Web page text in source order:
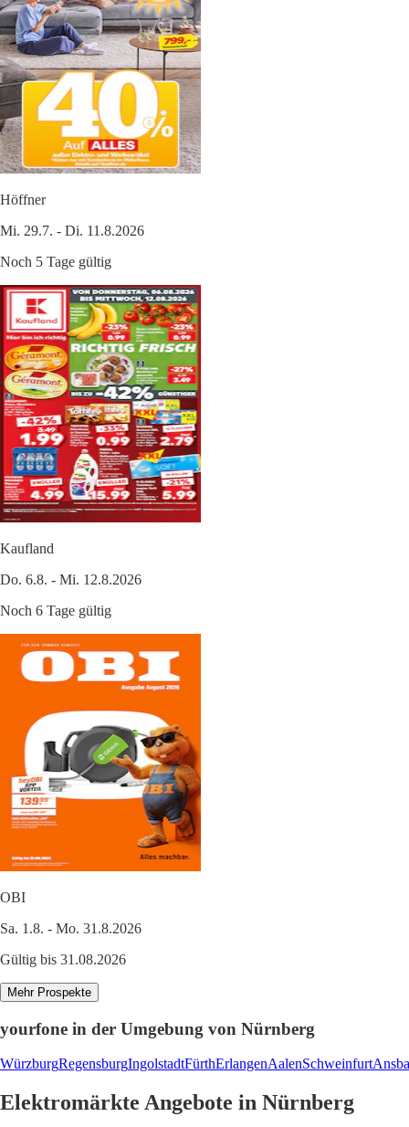
Höffner
Mi. 29.7. - Di. 11.8.2026
Noch 5 Tage gültig
Kaufland
Do. 6.8. - Mi. 12.8.2026
Noch 6 Tage gültig
OBI
Sa. 1.8. - Mo. 31.8.2026
Gültig bis 31.08.2026
Mehr Prospekte
yourfone in der Umgebung von Nürnberg
WürzburgRegensburgIngolstadtFürthErlangenAalenSchweinfurt
Elektromärkte Angebote in Nürnberg